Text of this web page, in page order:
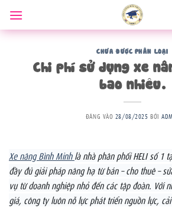
qua
nội
CHƯA ĐƯỢC PHÂN LOẠI
Chi phí sử dụng xe
bao nhiêu.
ĐĂNG VÀO 28/08/2025 BỞI
Xe nâng Bình Minhlà nhà phân phối HELI số 1
đầy đủ giải pháp nâng hạ từ bán – cho thuê –
vụ từ doanh nghiệp nhỏ đến các tập đoàn. Với
giá, công ty luôn nỗ lực phát triển nguồn lực,